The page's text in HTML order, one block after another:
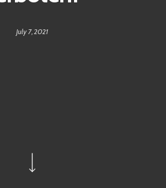
July 7, 2021